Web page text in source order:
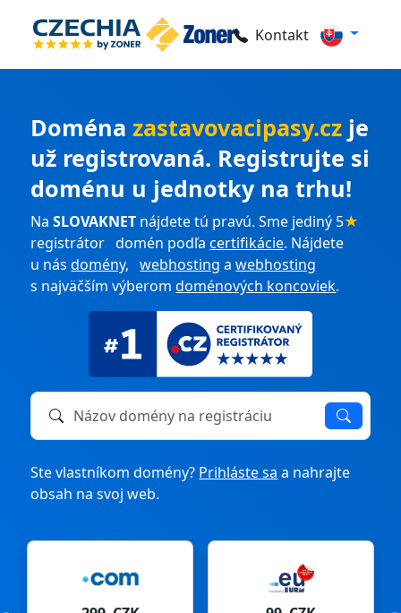
Kontakt
Doménazastavovacipasy.cz je
už registrovaná. Registrujte si
doménu u jednotky na trhu!
NaSLOVAKNET nájdete tú pravú. Sme jediný 5★
registrátor domén podľacertifikácie. Nájdete
u násdomény,webhosting awebhosting
s najväčším výberomdoménových koncoviek.
Názov domény na registráciu alebo prevod
Ste vlastníkom domény? Prihláste sa a nahrajte
obsah na svoj web.